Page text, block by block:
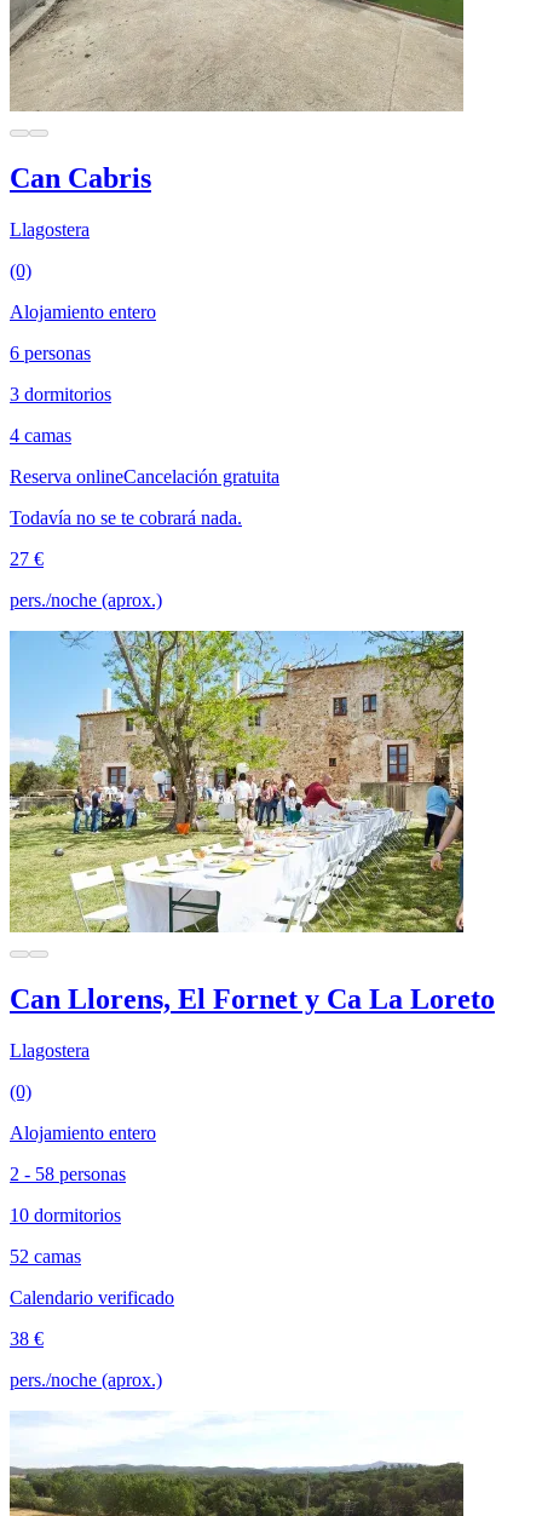
Can Cabris
Llagostera
(0)
Alojamiento entero
6 personas
3 dormitorios
4 camas
Reserva onlineCancelación gratuita
Todavía no se te cobrará nada.
27 €
pers./noche (aprox.)
Can Llorens, El Fornet y Ca La Loreto
Llagostera
(0)
Alojamiento entero
2 - 58 personas
10 dormitorios
52 camas
Calendario verificado
38 €
pers./noche (aprox.)